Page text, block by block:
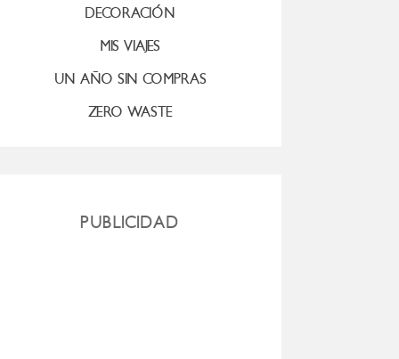
DECORACIÓN
MIS VIAJES
UN AÑO SIN COMPRAS
ZERO WASTE
PUBLICIDAD